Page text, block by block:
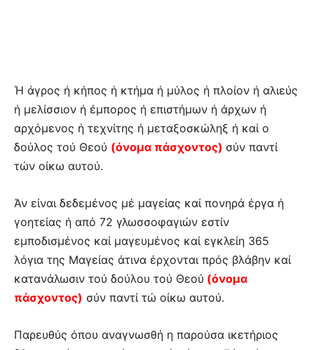
Ή άγρος ή κήπος ή κτήμα ή μύλος ή πλοίον ή αλιεύς
ή μελίσσιον ή έμπορος ή επιστήμων ή άρχων ή
αρχόμενος ή τεχνίτης ή μεταξοσκώληξ ή καί ο
δούλος τού Θεού (όνομα πάσχοντος) σύν παντί
τών οίκω αυτού.
Άν είναι δεδεμένος μέ μαγείας καί πονηρά έργα ή
γοητείας ή από 72 γλωσσοφαγιών εστίν
εμποδισμένος καί μαγευμένος καί εγκλείη 365
λόγια της Μαγείας άτινα έρχονται πρός βλάβην καί
κατανάλωσιν τού δούλου τού Θεού (όνομα
πάσχοντος) σύν παντί τώ οίκω αυτού.
Παρευθύς όπου αναγνωσθή η παρούσα ικετήριος